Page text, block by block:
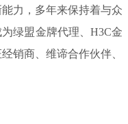
力，多年来保持着与众
绿盟金牌代理、H3C金
销商、维谛合作伙伴、